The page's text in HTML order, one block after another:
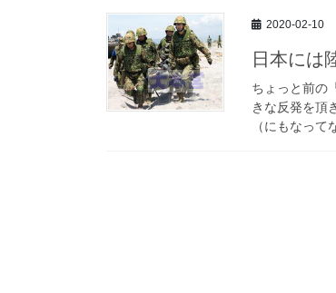
2020-02-10
日本には
ちょっと前の
きな反発を頂
（にもなっ